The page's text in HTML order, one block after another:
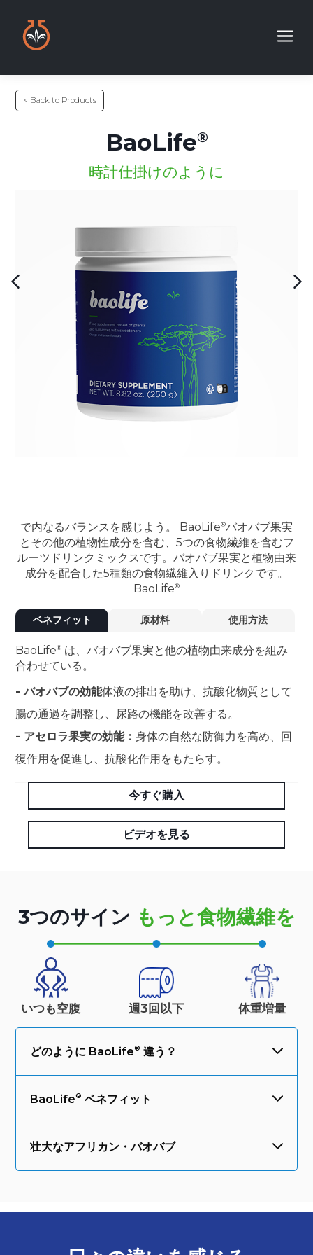
< Back to Products
BaoLife
時計仕掛けのように
で内なるバランスを感じよう。 BaoLife バオバブ果実
とその他の植物性成分を含む、5つの食物繊維を含むフ
ルーツドリンクミックスです。バオバブ果実と植物由来
成分を配合した5種類の食物繊維入りドリンクです。
BaoLife
ベネフィット 原材料 使用方法
BaoLife
は、バオバブ果実と他の植物由来成分を組み
合わせている。
- バオバブの効能体液の排出を助け、抗酸化物質として
腸の通過を調整し、尿路の機能を改善する。
- アセロラ果実の効能：身体の自然な防御力を高め、回
復作用を促進し、抗酸化作用をもたらす。
今すぐ購入
ビデオを見る
3つのサイン もっと食物繊維を
いつも空腹 週3回以下 体重増量
どのように BaoLife 違う？
BaoLife ベネフィット
壮大なアフリカン・バオバブ